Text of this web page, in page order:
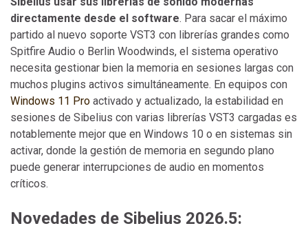
directamente desde el software. Para sacar el máximo
partido al nuevo soporte VST3 con librerías grandes como
Spitfire Audio o Berlin Woodwinds, el sistema operativo
necesita gestionar bien la memoria en sesiones largas con
muchos plugins activos simultáneamente. En equipos con
Windows 11 Pro activado y actualizado, la estabilidad en
sesiones de Sibelius con varias librerías VST3 cargadas es
notablemente mejor que en Windows 10 o en sistemas sin
activar, donde la gestión de memoria en segundo plano
puede generar interrupciones de audio en momentos
críticos.
Novedades de Sibelius 2026.5: